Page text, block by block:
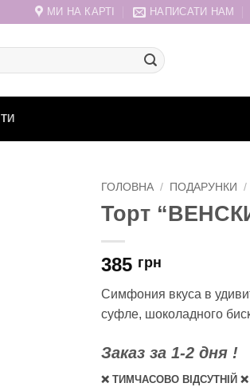
МИ НА КАРТІ НАПИСАТИ НАМ
ГОЛОВНА / ПОДАРУНКИ /
Торт
385 грн
Симфония вкуса в
суфле, шоколадного
Заказ за 1-2 дня !
❌ ТИМЧАСОВО ВІДСУТНІЙ ❌